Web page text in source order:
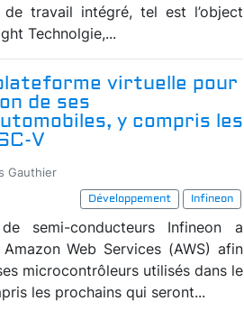
travail intégré, tel est l’object
Technolgie,...
virtuelle pour
de ses
y compris les
V
Gauthier
Développement
Infineon
semi-conducteurs Infineon a
Web Services (AWS) afin
microcontrôleurs utilisés dans le
les prochains qui seront...